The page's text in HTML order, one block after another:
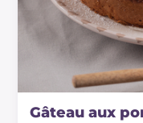
Gâteau aux